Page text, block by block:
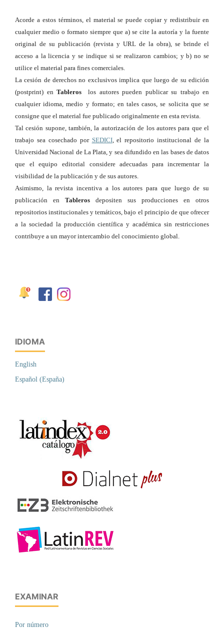
Acorde a estos términos, el material se puede copiar y redistribuir en
cualquier medio o formato siempre que a) se cite la autoría y la fuente
original de su publicación (revista y URL de la obra), se brinde el
acceso a la licencia y se indique si se realizaron cambios; y b) no se
utilice el material para fines comerciales.
La cesión de derechos no exclusivos implica que luego de su edición
(postprint) en Tableros los autores pueden publicar su trabajo en
cualquier idioma, medio y formato; en tales casos, se solicita que se
consigne que el material fue publicado originalmente en esta revista.
Tal cesión supone, también, la autorización de los autores para que el
trabajo sea cosechado por SEDICI, el repositorio institucional de la
Universidad Nacional de La Plata, y sea difundido en las bases de datos
que el equipo editorial considere adecuadas para incrementar la
visibilidad de la publicación y de sus autores.
Asimismo, la revista incentiva a los autores para que luego de su
publicación en Tableros depositen sus producciones en otros
repositorios institucionales y temáticos, bajo el principio de que ofrecer
a la sociedad la producción científica y académica sin restricciones
contribuye a un mayor intercambio del conocimiento global.
IDIOMA
English
Español (España)
EXAMINAR
Por número